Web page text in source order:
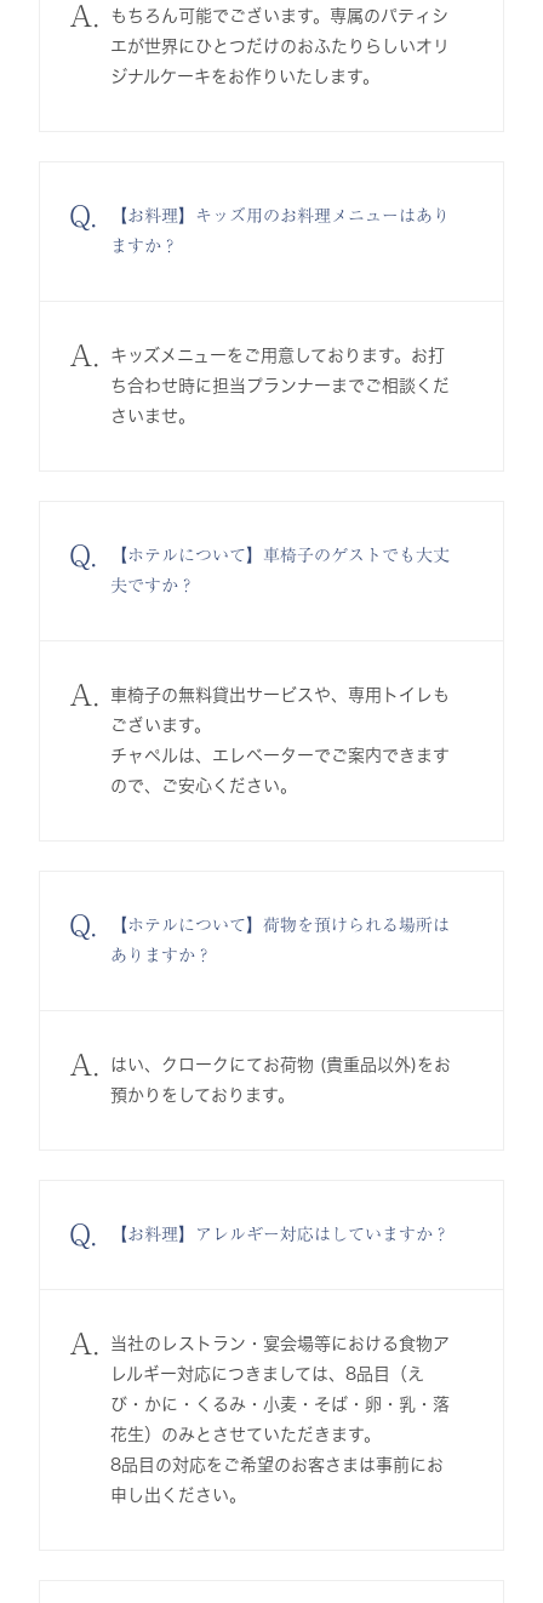
A.
もちろん可能でございます。専属のパティシ
エが世界にひとつだけのおふたりらしいオリ
ジナルケーキをお作りいたします。
Q.
【お料理】キッズ用のお料理メニューはあり
ますか？
A.
キッズメニューをご用意しております。お打
ち合わせ時に担当プランナーまでご相談くだ
さいませ。
Q.
【ホテルについて】車椅子のゲストでも大丈
夫ですか？
A.
車椅子の無料貸出サービスや、専用トイレも
ございます。
チャペルは、エレベーターでご案内できます
ので、ご安心ください。
Q.
【ホテルについて】荷物を預けられる場所は
ありますか？
A.
はい、クロークにてお荷物 (貴重品以外)をお
預かりをしております。
Q. 【お料理】アレルギー対応はしていますか？
A.
当社のレストラン・宴会場等における食物ア
レルギー対応につきましては、8品目（え
び・かに・くるみ・小麦・そば・卵・乳・落
花生）のみとさせていただきます。
8品目の対応をご希望のお客さまは事前にお
申し出ください。